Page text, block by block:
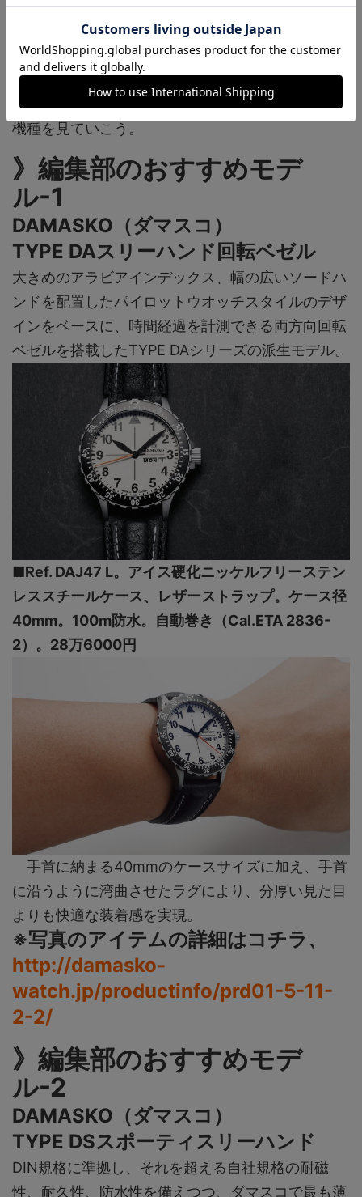
パイロットウオッチの機能的なデザインをベース
に、多彩なモデルをラインナップするダマスコ。プ
ロ仕様の実用時計として進化を遂げる定番モデル3
機種を見ていこう。
》編集部のおすすめモデ
ル-1
DAMASKO（ダマスコ）
TYPE DAスリーハンド回転ベゼル
大きめのアラビアインデックス、幅の広いソードハ
ンドを配置したパイロットウオッチスタイルのデザ
インをベースに、時間経過を計測できる両方向回転
ベゼルを搭載したTYPE DAシリーズの派生モデル。
■Ref. DAJ47 L。アイス硬化ニッケルフリーステン
レススチールケース、レザーストラップ。ケース径
40mm。100m防水。自動巻き（Cal.ETA 2836-
2）。28万6000円
手首に納まる40mmのケースサイズに加え、手首
に沿うように湾曲させたラグにより、分厚い見た目
よりも快適な装着感を実現。
※写真のアイテムの詳細はコチラ、
http://damasko-
watch.jp/productinfo/prd01-5-11-
2-2/
》編集部のおすすめモデ
ル-2
DAMASKO（ダマスコ）
TYPE DSスポーティスリーハンド
DIN規格に準拠し、それを超える自社規格の耐磁
性、耐久性、防水性を備えつつ、ダマスコで最も薄